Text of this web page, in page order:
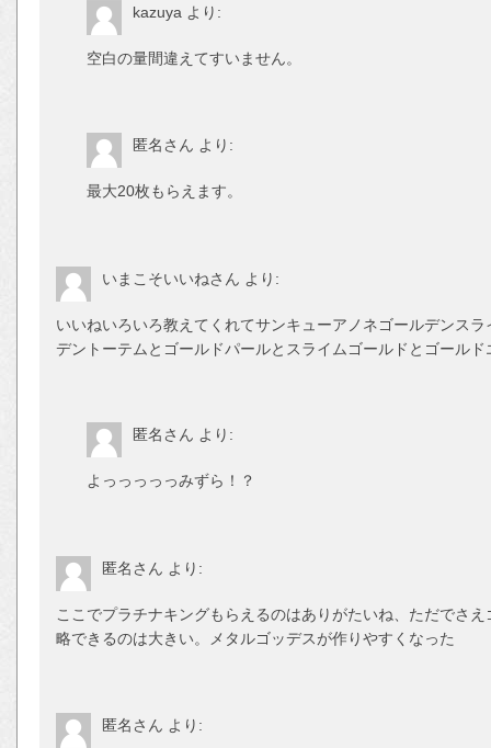
kazuya より:
空白の量間違えてすいません。
匿名さん より:
最大20枚もらえます。
いまこそいいねさん より:
いいねいろいろ教えてくれてサンキューアノネゴールデンス
デントーテムとゴールドパールとスライムゴールドとゴール
匿名さん より:
よっっっっっみずら！？
匿名さん より:
ここでプラチナキングもらえるのはありがたいね、ただでさ
略できるのは大きい。メタルゴッデスが作りやすくなった
匿名さん より: